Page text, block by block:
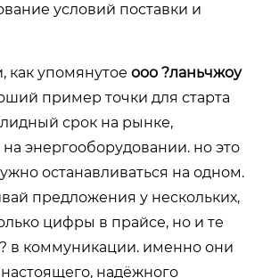
условий поставки и
как упомянутое ооо ?ланьчжоу
пример точки для старта
срок на рынке,
энергооборудовании. но это
останавливаться на одном.
предложения у нескольких,
цифры в прайсе, но и те
в коммуникации. именно они
надёжного